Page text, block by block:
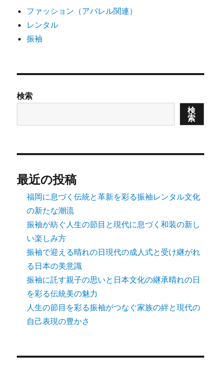
ファッション（アパレル関連）
レンタル
振袖
検索
検
索
最近の投稿
福岡に息づく伝統と革新を彩る振袖レンタル文化
の新たな潮流
振袖が紡ぐ人生の節目と現代に息づく和装の新し
い楽しみ方
振袖で迎える晴れの日現代の成人式と受け継がれ
る日本の美意識
振袖に託す親子の思いと日本文化の継承晴れの日
を彩る伝統美の魅力
人生の節目を彩る振袖がつなぐ家族の絆と現代の
自己表現の豊かさ